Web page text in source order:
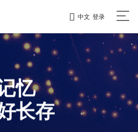
中文 登录
忆
长存